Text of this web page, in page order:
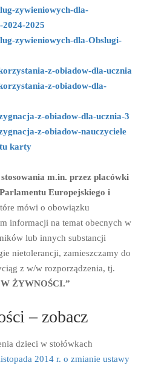
zywieniowych-dla-
2025
zywieniowych-dla-Obslugi-
z-obiadow-dla-ucznia
z-obiadow-dla-
z-obiadow-dla-ucznia-3
z-obiadow-nauczyciele
karty
m.in. przez placówki
Europejskiego i
mówi o obowiązku
informacji na temat obecnych w
lub innych substancji
nietolerancji, zamieszczamy do
z w/w rozporządzenia, tj.
ŻYWNOŚCI.”
– zobacz
dzieci w stołówkach
2014 r. o zmianie ustawy